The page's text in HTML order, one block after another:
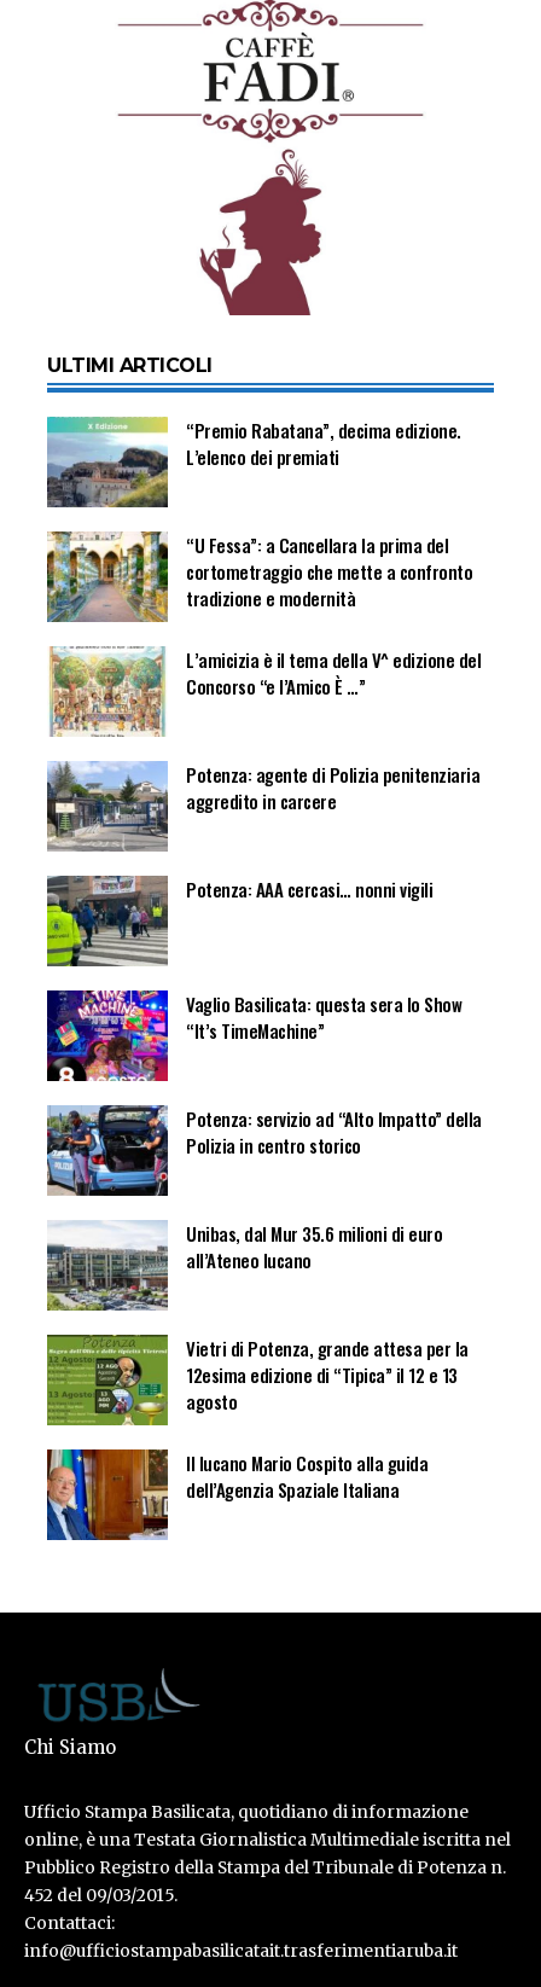
ULTIMI ARTICOLI
“Premio Rabatana”, decima edizione.
L’elenco dei premiati
“U Fessa”: a Cancellara la prima del
cortometraggio che mette a confronto
tradizione e modernità
L’amicizia è il tema della V^ edizione del
Concorso “e l’Amico È …”
Potenza: agente di Polizia penitenziaria
aggredito in carcere
Potenza: AAA cercasi… nonni vigili
Vaglio Basilicata: questa sera lo Show
“It’s TimeMachine”
Potenza: servizio ad “Alto Impatto” della
Polizia in centro storico
Unibas, dal Mur 35.6 milioni di euro
all’Ateneo lucano
Vietri di Potenza, grande attesa per la
12esima edizione di “Tipica” il 12 e 13
agosto
Il lucano Mario Cospito alla guida
dell’Agenzia Spaziale Italiana
Chi Siamo
Ufficio Stampa Basilicata, quotidiano di informazione
online, è una Testata Giornalistica Multimediale iscritta nel
Pubblico Registro della Stampa del Tribunale di Potenza n.
452 del 09/03/2015.
Contattaci:
info@ufficiostampabasilicatait.trasferimentiaruba.it